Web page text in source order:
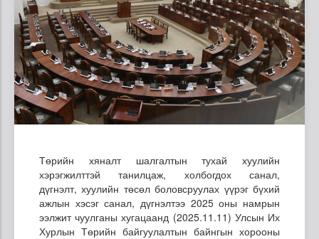
Төрийн хяналт шалгалтын тухай хуулийн
хэрэгжилттэй танилцаж, холбогдох санал,
дүгнэлт, хуулийн төсөл боловсруулах үүрэг бүхий
ажлын хэсэг санал, дүгнэлтээ 2025 оны намрын
ээлжит чуулганы хугацаанд (2025.11.11) Улсын Их
Хурлын Төрийн байгуулалтын байнгын хорооны